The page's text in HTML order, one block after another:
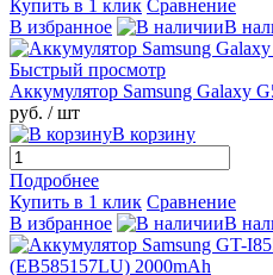
Купить в 1 клик Сравнение
В избранное
В
Быстрый просмотр
Аккумулятор Samsung Galaxy
руб. / шт
В корзину
Подробнее
Купить в 1 клик Сравнение
В избранное
В